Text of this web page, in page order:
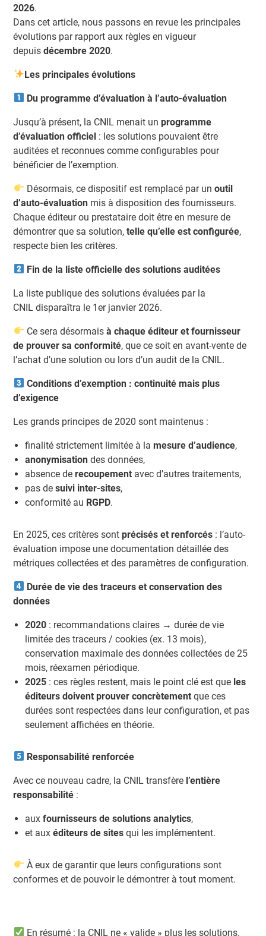
2026.
Dans cet article, nous passons en revue les principales
évolutions par rapport aux règles en vigueur
depuisdécembre 2020.
Les principales évolutions
Du programme d’évaluation à l’auto-évaluation
Jusqu’à présent, la CNIL menait unprogramme
d’évaluation officiel : les solutions pouvaient être
auditées et reconnues comme configurables pour
bénéficier de l’exemption.
Désormais, ce dispositif est remplacé par un outil
d’auto-évaluation mis à disposition des fournisseurs.
Chaque éditeur ou prestataire doit être en mesure de
démontrer que sa solution,telle qu’elle est configurée,
respecte bien les critères.
Fin de la liste officielle des solutions auditées
La liste publique des solutions évaluées par la
CNIL disparaîtra le 1er janvier 2026.
Ce sera désormais à chaque éditeur et fournisseur
de prouver sa conformité, que ce soit en avant-vente de
l’achat d’une solution ou lors d’un audit de la CNIL.
Conditions d’exemption : continuité mais plus
d’exigence
Les grands principes de 2020 sont maintenus :
finalité strictement limitée à lamesure d’audience,
anonymisation des données,
absence derecoupement avec d’autres traitements,
pas desuivi inter-sites,
conformité au RGPD.
En 2025, ces critères sontprécisés et renforcés : l’auto-
évaluation impose une documentation détaillée des
métriques collectées et des paramètres de configuration.
Durée de vie des traceurs et conservation des
données
2020 : recommandations claires → durée de vie
limitée des traceurs / cookies (ex. 13 mois),
conservation maximale des données collectées de 25
mois, réexamen périodique.
2025 : ces règles restent, mais le point clé est que les
éditeurs doivent prouver concrètement que ces
durées sont respectées dans leur configuration, et pas
seulement affichées en théorie.
Responsabilité renforcée
Avec ce nouveau cadre, la CNIL transfère l’entière
responsabilité :
auxfournisseurs de solutions analytics,
et auxéditeurs de sites qui les implémentent.
À eux de garantir que leurs configurations sont
conformes et de pouvoir le démontrer à tout moment.
En résumé : la CNIL ne « valide » plus les solutions.